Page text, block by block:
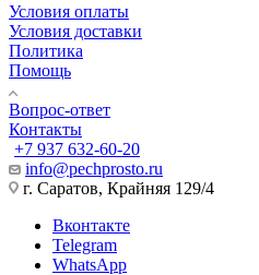
Условия оплаты
Условия доставки
Политика
Помощь
Вопрос-ответ
Контакты
+7 937 632-60-20
info@pechprosto.ru
г. Саратов, Крайняя 129/4
Вконтакте
Telegram
WhatsApp